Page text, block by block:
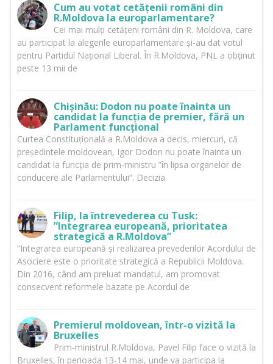
Cum au votat cetățenii români din
R.Moldova la europarlamentare?
Cei mai mulți cetățeni români din R. Moldova, care
au participat la alegerile europarlamentare și-au dat votul
pentru Partidul Național Liberal. În R.Moldova, PNL a obținut
peste 13 mii de
Chișinău: Dodon nu poate înainta un
candidat la funcția de premier, fără un
Parlament funcțional
Curtea Constituțională a R.Moldova a decis, miercuri, că
președintele moldovean, Igor Dodon nu poate înainta un
candidat la funcția de prim-ministru ”în lipsa organelor de
conducere ale Parlamentului”. Decizia
Filip, la întrevederea cu Tusk:
”Integrarea europeană, prioritatea
strategică a R.Moldova”
”Integrarea europeană și realizarea prevederilor Acordului de
Asociere este o prioritate strategică a Republicii Moldova.
Din 2016, când am preluat mandatul, am promovat
consecvent reformele bazate pe Acordul de
Premierul moldovean, într-o vizită la
Bruxelles
Prim-ministrul R.Moldova, Pavel Filip face o vizită la
Bruxelles, în perioada 13-14 mai, unde va participa la